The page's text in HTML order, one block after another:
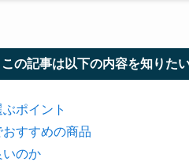
この記事は以下の内容を知りた
ポイント
すすめの商品
いのか